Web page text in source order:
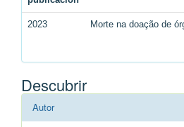
2023 Morte na doação de
Descubrir
Autor